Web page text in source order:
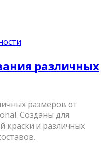
различных
размеров от
Созданы для
краски и различных